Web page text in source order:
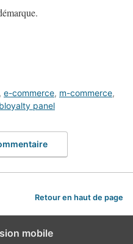
, e-commerce, m-commerce,
panel
Retour en haut de page
mobile